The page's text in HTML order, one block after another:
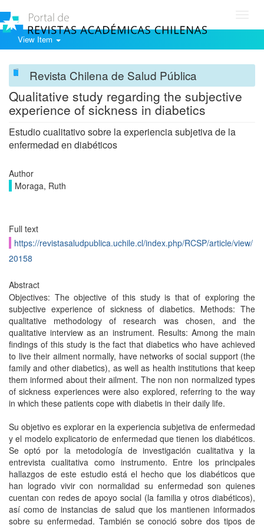
View Item
Revista Chilena de Salud Pública
Qualitative study regarding the subjective
experience of sickness in diabetics
Estudio cualitativo sobre la experiencia subjetiva de la
enfermedad en diabéticos
Author
Moraga, Ruth
Full text
https://revistasaludpublica.uchile.cl/index.php/RCSP/article/view/
20158
Abstract
Objectives: The objective of this study is that of exploring the
subjective experience of sickness of diabetics. Methods: The
qualitative methodology of research was chosen, and the
qualitative interview as an instrument. Results: Among the main
findings of this study is the fact that diabetics who have achieved
to live their ailment normally, have networks of social support (the
family and other diabetics), as well as health institutions that keep
them informed about their ailment. The non non normalized types
of sickness experiences were also explored, referring to the way
in which these patients cope with diabetis in their daily life.
Su objetivo es explorar en la experiencia subjetiva de enfermedad
y el modelo explicatorio de enfermedad que tienen los diabéticos.
Se optó por la metodología de investigación cualitativa y la
entrevista cualitativa como instrumento. Entre los principales
hallazgos de este estudio está el hecho que los diabéticos que
han logrado vivir con normalidad su enfermedad son quienes
cuentan con redes de apoyo social (la familia y otros diabéticos),
así como de instancias de salud que los mantienen informados
sobre su enfermedad. También se conoció sobre dos tipos de